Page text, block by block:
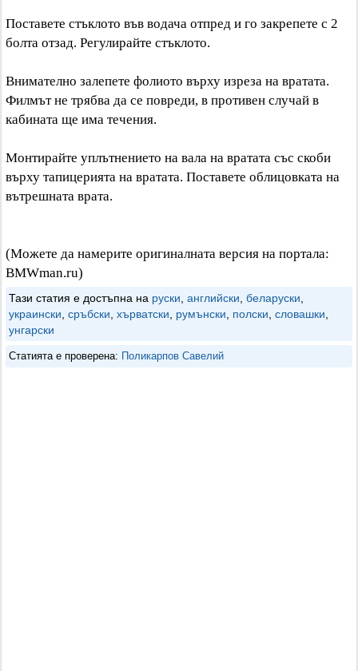
Поставете стъклото във водача отпред и го закрепете с 2
болта отзад. Регулирайте стъклото.
Внимателно залепете фолиото върху изреза на вратата.
Филмът не трябва да се повреди, в противен случай в
кабината ще има течения.
Монтирайте уплътнението на вала на вратата със скоби
върху тапицерията на вратата. Поставете облицовката на
вътрешната врата.
(Можете да намерите оригиналната версия на портала:
BMWman.ru)
Тази статия е достъпна на руски английски беларуски
украински сръбски хърватски румънски полски словашки
унгарски
Статията е проверена: Поликарпов Савелий